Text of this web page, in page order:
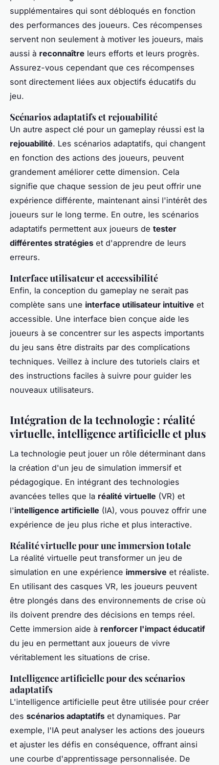
supplémentaires qui sont débloqués en fonction
des performances des joueurs. Ces récompenses
servent non seulement à motiver les joueurs, mais
aussi à reconnaître leurs efforts et leurs progrès.
Assurez-vous cependant que ces récompenses
sont directement liées aux objectifs éducatifs du
jeu.
Scénarios adaptatifs et rejouabilité
Un autre aspect clé pour un gameplay réussi est la
rejouabilité. Les scénarios adaptatifs, qui changent
en fonction des actions des joueurs, peuvent
grandement améliorer cette dimension. Cela
signifie que chaque session de jeu peut offrir une
expérience différente, maintenant ainsi l'intérêt des
joueurs sur le long terme. En outre, les scénarios
adaptatifs permettent aux joueurs de tester
différentes stratégies et d'apprendre de leurs
erreurs.
Interface utilisateur et accessibilité
Enfin, la conception du gameplay ne serait pas
complète sans une interface utilisateur intuitive et
accessible. Une interface bien conçue aide les
joueurs à se concentrer sur les aspects importants
du jeu sans être distraits par des complications
techniques. Veillez à inclure des tutoriels clairs et
des instructions faciles à suivre pour guider les
nouveaux utilisateurs.
Intégration de la technologie : réalité
virtuelle, intelligence artificielle et plus
La technologie peut jouer un rôle déterminant dans
la création d'un jeu de simulation immersif et
pédagogique. En intégrant des technologies
avancées telles que la réalité virtuelle (VR) et
l'intelligence artificielle (IA), vous pouvez offrir une
expérience de jeu plus riche et plus interactive.
Réalité virtuelle pour une immersion totale
La réalité virtuelle peut transformer un jeu de
simulation en une expérience immersive et réaliste.
En utilisant des casques VR, les joueurs peuvent
être plongés dans des environnements de crise où
ils doivent prendre des décisions en temps réel.
Cette immersion aide à renforcer l'impact éducatif
du jeu en permettant aux joueurs de vivre
véritablement les situations de crise.
Intelligence artificielle pour des scénarios
adaptatifs
L'intelligence artificielle peut être utilisée pour créer
des scénarios adaptatifs et dynamiques. Par
exemple, l'IA peut analyser les actions des joueurs
et ajuster les défis en conséquence, offrant ainsi
une courbe d'apprentissage personnalisée. De